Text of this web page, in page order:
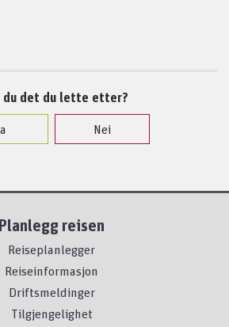
du det du lette etter?
Nei
Planlegg reisen
Reiseplanlegger
Reiseinformasjon
Driftsmeldinger
Tilgjengelighet